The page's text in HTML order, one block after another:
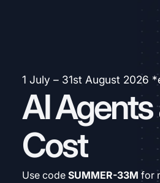
1 July – 31st August 2026
AI
Cost
Use code SUMMER-33M for